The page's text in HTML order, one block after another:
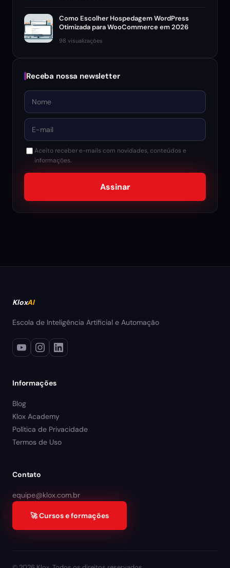
Como Escolher Hospedagem WordPress
Otimizada para WooCommerce em 2026
98 visualizações
Receba nossa newsletter
Nome
E-mail
Aceito receber e-mails com novidades, conteúdos e
informações.
Assinar
KloxAI
Escola de Inteligência Artificial e Automação
Informações
Blog
Klox Academy
Política de Privacidade
Termos de Uso
Contato
equipe@klox.com.br
🚀 Cursos e formações